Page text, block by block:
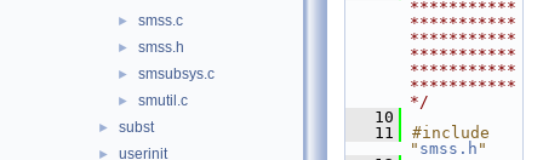
► smss.c
► smss.h
► smsubsys.c
► smutil.c
► subst
► userinit
***********
***********
***********
***********
***********
***********
*/
   10
   11
#include
" smss.h "